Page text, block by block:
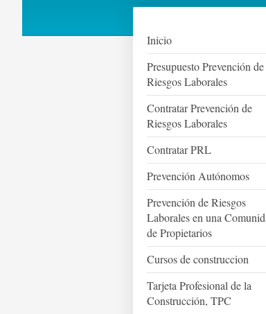
Inicio
Presupuesto Prevención de
Riesgos Laborales
Contratar Prevención de
Riesgos Laborales
Contratar PRL
Prevención Autónomos
Prevención de Riesgos
Laborales en una
de Propietarios
Cursos de construccion
Tarjeta Profesional de la
Construcción, TPC